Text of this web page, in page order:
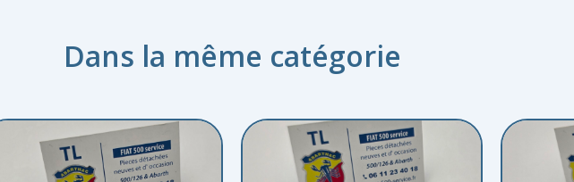
Dans la même catégorie